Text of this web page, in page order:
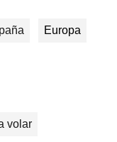
Europa
volar